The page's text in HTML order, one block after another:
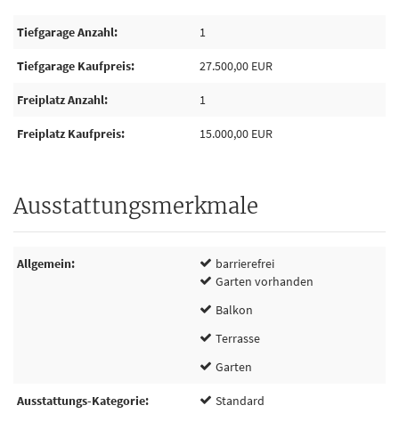
Tiefgarage Anzahl 1
Tiefgarage Kaufpreis 27.500,00 EUR
Freiplatz Anzahl 1
Freiplatz Kaufpreis 15.000,00 EUR
Ausstattungsmerkmale
Allgemein
barrierefrei
Garten vorhanden
Balkon
Terrasse
Garten
Ausstattungs-Kategorie Standard